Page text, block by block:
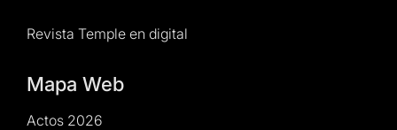
Revista Temple en digital
Mapa Web
Actos 2026